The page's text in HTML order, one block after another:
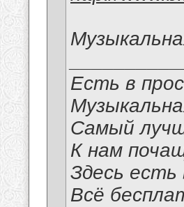
Есть в
Самый
К нам
Здесь
Всё